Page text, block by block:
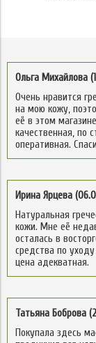
Ольга Михайлова
Очень нравится
на мою кожу,
её в этом
качественная, по
оперативная.
Ирина Ярцева
Натуральная
кожи. Мне её
осталась в
средства по
цена адекватная.
Татьяна Боброва
Покупала здесь